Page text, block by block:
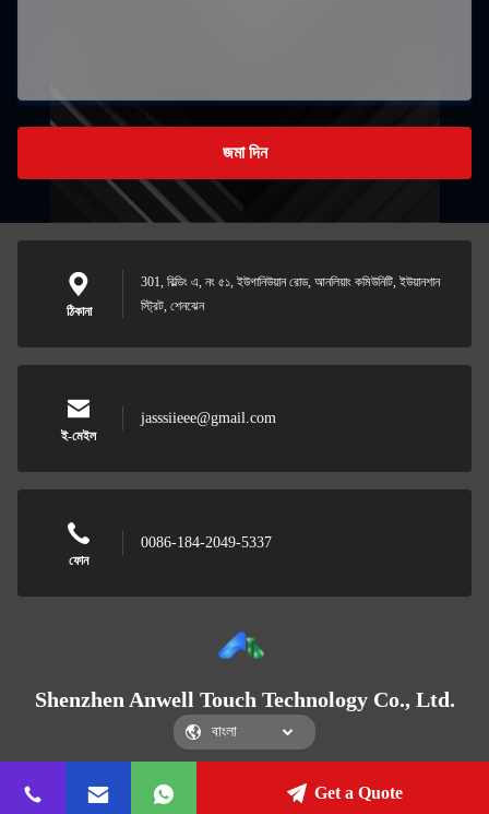
জমা দিন
ঠিকানা
301, বিল্ডিং এ, নং ৫১, ইউগানিউয়ান রোড, আনলিয়াং কমিউনিটি, ইউয়ানশান
স্ট্রিট, শেনঝেন
ই-মেইল
jasssiieee@gmail.com
ফোন
0086-184-2049-5337
Shenzhen Anwell Touch Technology Co., Ltd.
Shenzhen Anwell Touch Technology Co., Ltd.
Get a Quote